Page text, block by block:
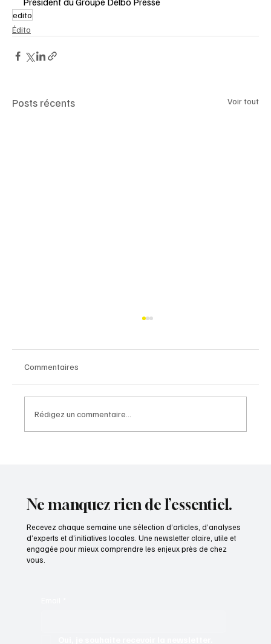
edito
Édito
Posts récents Voir tout
Commentaires
Rédigez un commentaire...
Ne manquez rien de l’essentiel.
Recevez chaque semaine une sélection d’articles, d’analyses
d’experts et d’initiatives locales. Une newsletter claire, utile et
engagée pour mieux comprendre les enjeux près de chez
vous.